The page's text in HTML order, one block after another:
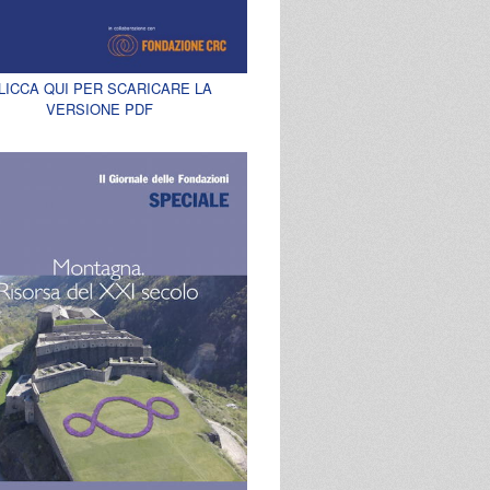
QUI PER SCARICARE LA
VERSIONE PDF